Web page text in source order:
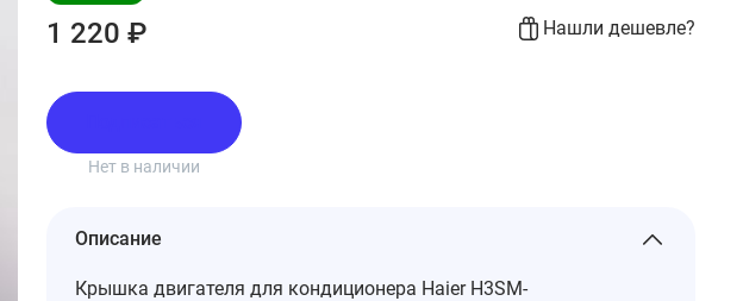
1 220 ₽ Нашли дешевле?
Нет в наличии
Описание
Крышка двигателя для кондиционера Haier H3SM-